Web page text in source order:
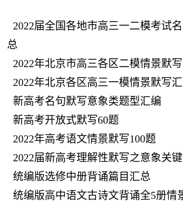
2022届全国各地市高三一二模考试
总
2022年北京市高三各区二模情景默
2022年北京各区高三一模情景默写
新高考名句默写意象类题型汇编
新高考开放式默写60题
2022年高考语文情景默写100题
2022届新高考理解性默写之意象关
统编版选修中册背诵篇目汇总
统编版高中语文古诗文背诵全5册情